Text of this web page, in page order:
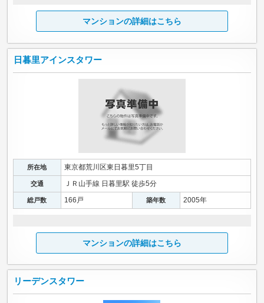
マンションの詳細はこちら
日暮里アインスタワー
所在地 東京都荒川区東日暮里5丁目
交通 ＪＲ山手線 日暮里駅 徒歩5分
総戸数 166戸 築年数 2005年
マンションの詳細はこちら
リーデンスタワー